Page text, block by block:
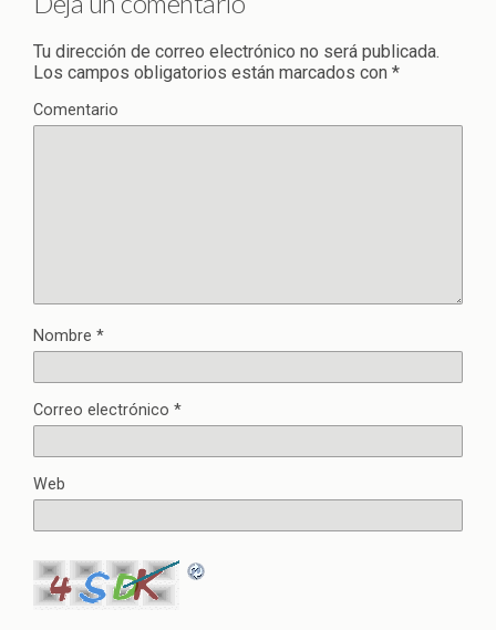
Tu dirección de correo electrónico no será publicada.
Los campos obligatorios están marcados con *
Comentario
Nombre *
Correo electrónico *
Web